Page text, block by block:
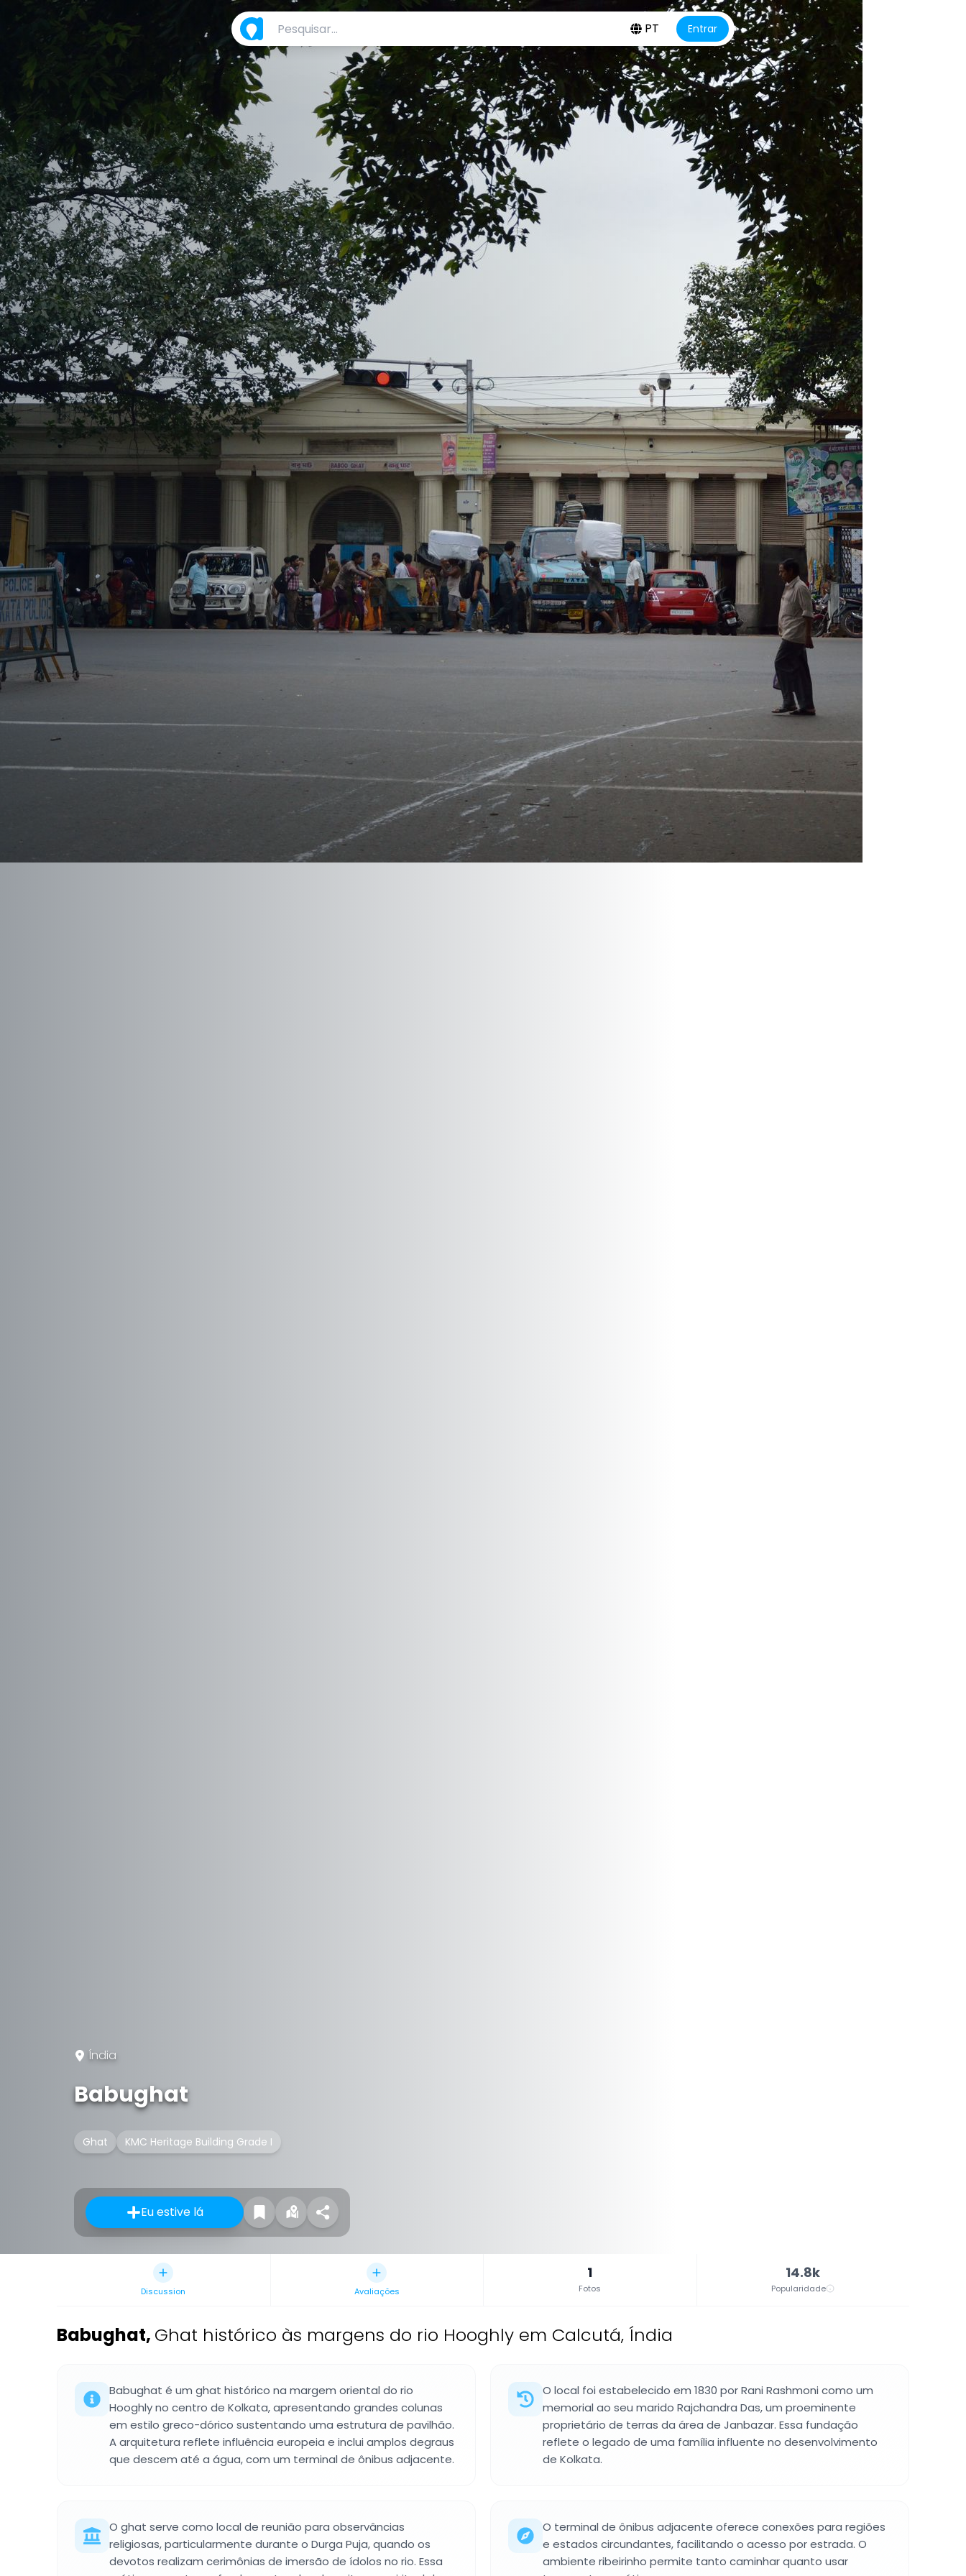
PT Entrar
Índia
Babughat
Ghat KMC Heritage Building Grade I
Eu estive lá
Discussion Avaliações
1
Fotos
14.8k
Popularidade
Babughat, Ghat histórico às margens do rio Hooghly em Calcutá, Índia
Babughat é um ghat histórico na margem oriental do rio
Hooghly no centro de Kolkata, apresentando grandes colunas
em estilo greco-dórico sustentando uma estrutura de pavilhão.
A arquitetura reflete influência europeia e inclui amplos degraus
que descem até a água, com um terminal de ônibus adjacente.
O local foi estabelecido em 1830 por Rani Rashmoni como um
memorial ao seu marido Rajchandra Das, um proeminente
proprietário de terras da área de Janbazar. Essa fundação
reflete o legado de uma família influente no desenvolvimento
de Kolkata.
O ghat serve como local de reunião para observâncias
religiosas, particularmente durante o Durga Puja, quando os
devotos realizam cerimônias de imersão de ídolos no rio. Essa
O terminal de ônibus adjacente oferece conexões para regiões
e estados circundantes, facilitando o acesso por estrada. O
ambiente ribeirinho permite tanto caminhar quanto usar